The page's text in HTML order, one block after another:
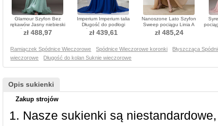
Glamour Szyfon Bez
rękawów Jasny niebieski
Spódnica wieczorowe
zł 488,97
Imperium Imperium talia
Długość do podłogi
Spódnica wieczorowe
zł 439,61
Nanoszone Lato Szyfon
Sweep pociągu Linia A
Sukienka wieczorowe
zł 485,24
Ramiączek Spódnice Wieczorowe Spódnice Wieczorowe koronki
Błyszcząca
wieczorowe
Długość do kolan Suknie wieczorowe
Opis sukienki
Zakup strojów
Nasze sukienki są